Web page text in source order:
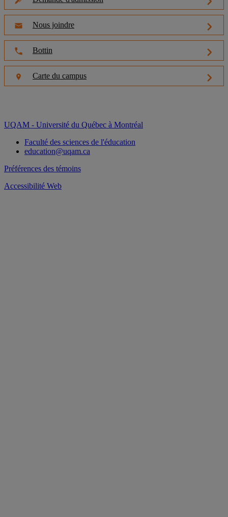
Nous joindre
Bottin
Carte du campus
UQAM - Université du Québec à Montréal
Faculté des sciences de l'éducation
education@uqam.ca
Préférences des témoins
Accessibilité Web